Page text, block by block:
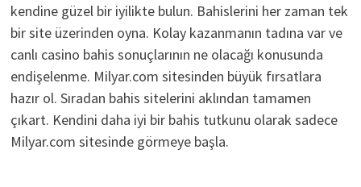
kendine güzel bir iyilikte bulun. Bahislerini her zaman tek
bir site üzerinden oyna. Kolay kazanmanın tadına var ve
canlı casino bahis sonuçlarının ne olacağı konusunda
endişelenme. Milyar.com sitesinden büyük fırsatlara
hazır ol. Sıradan bahis sitelerini aklından tamamen
çıkart. Kendini daha iyi bir bahis tutkunu olarak sadece
Milyar.com sitesinde görmeye başla.